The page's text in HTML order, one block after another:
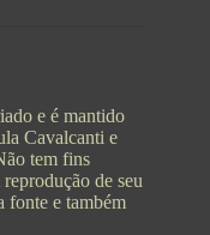
e é mantido
Cavalcanti e
tem fins
de seu
fonte e também